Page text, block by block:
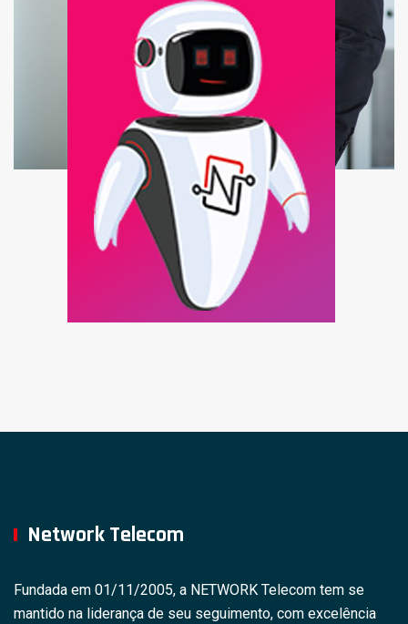
Network Telecom
Fundada em 01/11/2005, a NETWORK Telecom tem se
mantido na liderança de seu seguimento, com excelência